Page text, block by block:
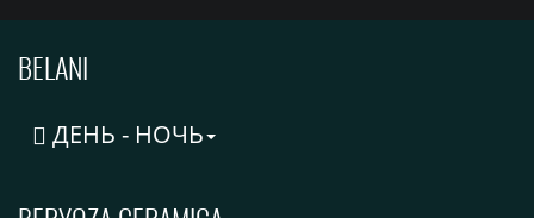
BELANI
ДЕНЬ - НОЧЬ